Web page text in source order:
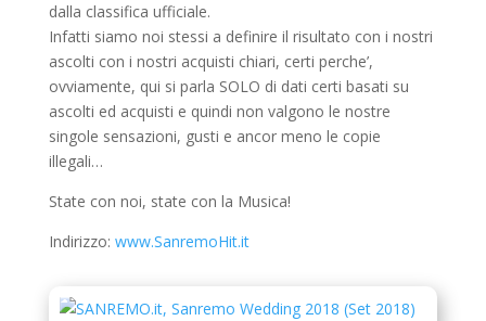
dalla classifica ufficiale.
Infatti siamo noi stessi a definire il risultato con i nostri
ascolti con i nostri acquisti chiari, certi perche’,
ovviamente, qui si parla SOLO di dati certi basati su
ascolti ed acquisti e quindi non valgono le nostre
singole sensazioni, gusti e ancor meno le copie
illegali…
State con noi, state con la Musica!
Indirizzo: www.SanremoHit.it